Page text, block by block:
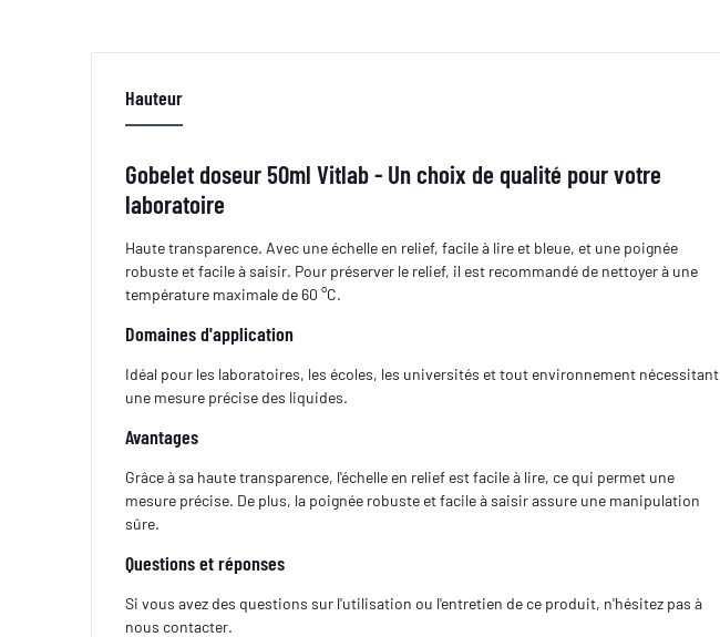
Hauteur
Gobelet doseur 50ml Vitlab - Un choix de qualité pour votre
laboratoire
Haute transparence. Avec une échelle en relief, facile à lire et bleue, et une poignée
robuste et facile à saisir. Pour préserver le relief, il est recommandé de nettoyer à une
température maximale de 60 °C.
Domaines d'application
Idéal pour les laboratoires, les écoles, les universités et tout environnement nécessitant
une mesure précise des liquides.
Avantages
Grâce à sa haute transparence, l'échelle en relief est facile à lire, ce qui permet une
mesure précise. De plus, la poignée robuste et facile à saisir assure une manipulation
sûre.
Questions et réponses
Si vous avez des questions sur l'utilisation ou l'entretien de ce produit, n'hésitez pas à
nous contacter.